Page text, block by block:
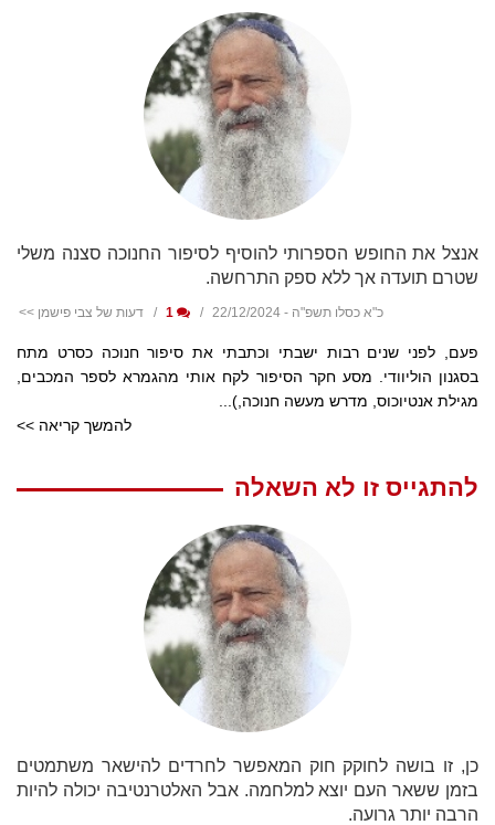
אנצל את החופש הספרותי להוסיף לסיפור החנוכה סצנה משלי
שטרם תועדה אך ללא ספק התרחשה.
כ"א כסלו תשפ"ה - 22/12/2024 דעות של צבי פישמן >>
פעם, לפני שנים רבות ישבתי וכתבתי את סיפור חנוכה כסרט מתח
בסגנון הוליוודי. מסע חקר הסיפור לקח אותי מהגמרא לספר המכבים,
מגילת אנטיוכוס, מדרש מעשה חנוכה,)...
להמשך קריאה >>
להתגייס זו לא השאלה
כן, זו בושה לחוקק חוק המאפשר לחרדים להישאר משתמטים
בזמן ששאר העם יוצא למלחמה. אבל האלטרנטיבה יכולה להיות
הרבה יותר גרועה.